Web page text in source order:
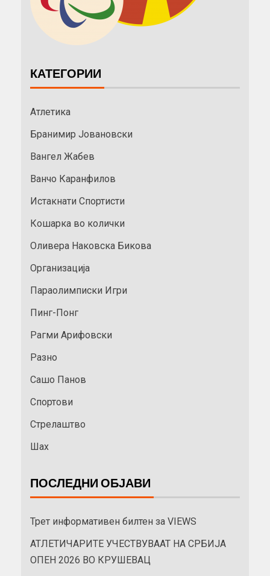
КАТЕГОРИИ
Атлетика
Бранимир Јовановски
Вангел Жабев
Ванчо Каранфилов
Истакнати Спортисти
Кошарка во колички
Оливера Наковска Бикова
Организација
Параолимписки Игри
Пинг-Понг
Рагми Арифовски
Разно
Сашо Панов
Спортови
Стрелаштво
Шах
ПОСЛЕДНИ ОБЈАВИ
Трет информативен билтен за VIEWS
АТЛЕТИЧАРИТЕ УЧЕСТВУВААТ НА СРБИЈА
ОПЕН 2026 ВО КРУШЕВАЦ